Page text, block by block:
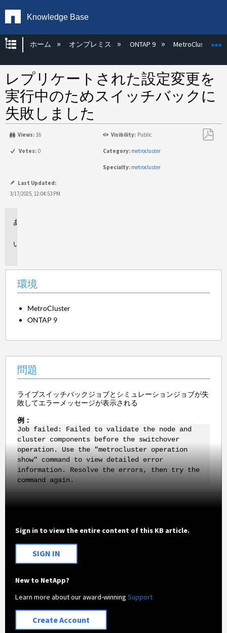
Knowledge Base
グローバル階層を展開/折りたたむ
ホーム オンプレミス ONTAP 9 MetroCluster
レプリケートされた設定変更を
実行中のためスイッチバックに
失敗しました
Views: 16 Visibility: Public
Votes: 0 Category: metrocluster
Specialty: metrocluster
Last Updated:
3/17/2025, 12:04:53 PM
環境
MetroCluster
ONTAP 9
問題
ライブスイッチバックジョブとシミュレーションジョブが失
敗してエラーメッセージが表示される
例：
Job failed: Failed to validate the node and
cluster components before the switchover
operation. Use the "metrocluster operation
show" command to view detailed error
information. Resolve the errors, then try the
command again.
Sign in to view the entire content of this KB article.
SIGN IN
New to NetApp?
Learn more about our award-winningSupport
Create Account